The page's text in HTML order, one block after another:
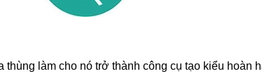
làm cho nó trở thành công cụ tạo kiểu hoàn